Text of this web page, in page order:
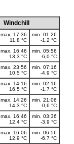
Windchill
max. 17:36
11,8 °C
min. 01:26
-1,2 °C
max. 16:46
13,3 °C
min. 05:56
-6,0 °C
max. 23:56
10,5 °C
min. 07:16
-4,9 °C
max. 14:16
16,5 °C
min. 02:16
-1,7 °C
max. 14:26
14,3 °C
min. 21:06
-0,6 °C
max. 16:46
12,4 °C
min. 03:36
-3,9 °C
max. 16:06
12,9 °C
min. 06:56
-6,7 °C